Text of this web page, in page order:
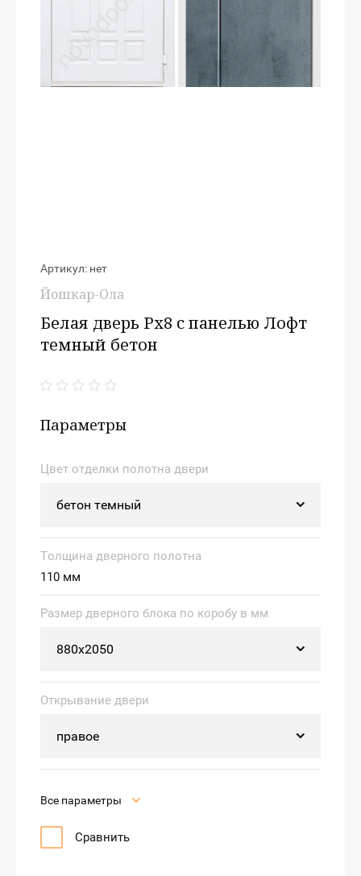
Артикул: нет
Йошкар-Ола
Белая дверь Рх8 с панелью Лофт
темный бетон
Параметры
Цвет отделки полотна двери
Толщина дверного полотна
110 мм
Размер дверного блока по коробу в мм
Открывание двери
Все параметры
Сравнить